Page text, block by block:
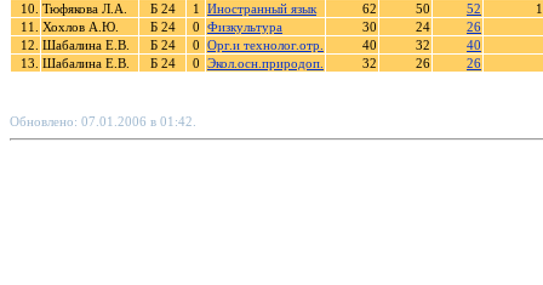
10. Тюфякова Л.А. Б 24 1 Иностранный язык 62 50 52
11.
Хохлов А.Ю. Б 24 0 Физкультура 30 24
26
12. Шабалина Е.В. Б 24 0 Орг.и технолог.отр. 40 32
40
13. Шабалина Е.В. Б 24 0 Экол.осн.природоп. 32 26 26
Обновлено: 07.01.2006 в 01:42.